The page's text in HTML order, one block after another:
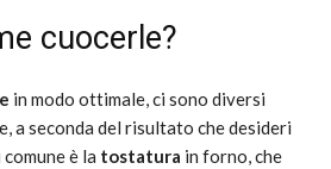
cuocerle?
in modo ottimale, ci sono diversi
a seconda del risultato che desideri
è la tostatura in forno, che